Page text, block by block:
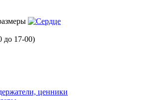
до 17-00)
ценники